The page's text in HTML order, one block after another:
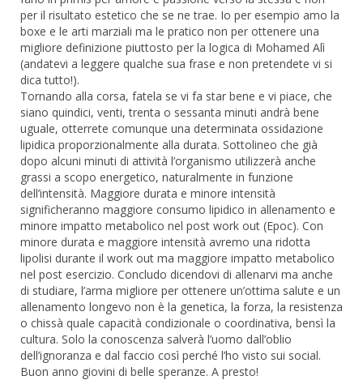
per il risultato estetico che se ne trae. Io per esempio amo la
boxe e le arti marziali ma le pratico non per ottenere una
migliore definizione piuttosto per la logica di Mohamed Alì
(andatevi a leggere qualche sua frase e non pretendete vi si
dica tutto!).
Tornando alla corsa, fatela se vi fa star bene e vi piace, che
siano quindici, venti, trenta o sessanta minuti andrà bene
uguale, otterrete comunque una determinata ossidazione
lipidica proporzionalmente alla durata. Sottolineo che già
dopo alcuni minuti di attività l’organismo utilizzerà anche
grassi a scopo energetico, naturalmente in funzione
dell’intensità. Maggiore durata e minore intensità
significheranno maggiore consumo lipidico in allenamento e
minore impatto metabolico nel post work out (Epoc). Con
minore durata e maggiore intensità avremo una ridotta
lipolisi durante il work out ma maggiore impatto metabolico
nel post esercizio. Concludo dicendovi di allenarvi ma anche
di studiare, l’arma migliore per ottenere un’ottima salute e un
allenamento longevo non è la genetica, la forza, la resistenza
o chissà quale capacità condizionale o coordinativa, bensì la
cultura. Solo la conoscenza salverà l’uomo dall’oblio
dell’ignoranza e dal faccio così perché l’ho visto sui social.
Buon anno giovini di belle speranze. A presto!